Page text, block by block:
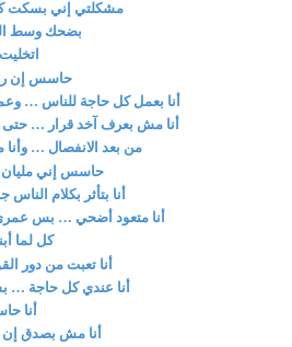
مشكلتي إني بسكت
بضحك وسط
حاسس إن
أنا بعمل كل حاجة للناس …
أنا مش بعرف آخد قرار … حتى
من بعد الانفصال …
حاسس إني
أنا بتأثر بكلام
أنا متعود أضحي … بس
كل لما
أنا تعبت من دور
أنا عندي كل حاجة
أنا
أنا مش بصدق إن